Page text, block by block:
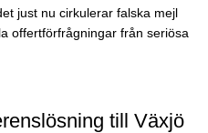
just nu cirkulerar falska mejl
offertförfrågningar från seriösa
till Växjö